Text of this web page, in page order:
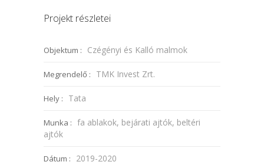
Projekt részletei
Objektum : Czégényi és Kalló malmok
Megrendelő : TMK Invest Zrt.
Hely : Tata
Munka : fa ablakok, bejárati ajtók, beltéri
ajtók
Dátum : 2019-2020